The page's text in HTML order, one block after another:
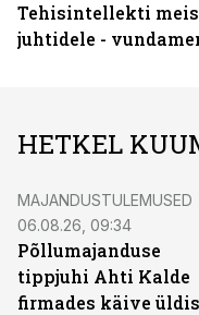
Tehisintellekti
juhtidele -
HETKEL
MAJANDUSTULEMUSED
06.08.26, 09:34
Põllumajanduse
tippjuhi Ahti Kalde
firmades käive